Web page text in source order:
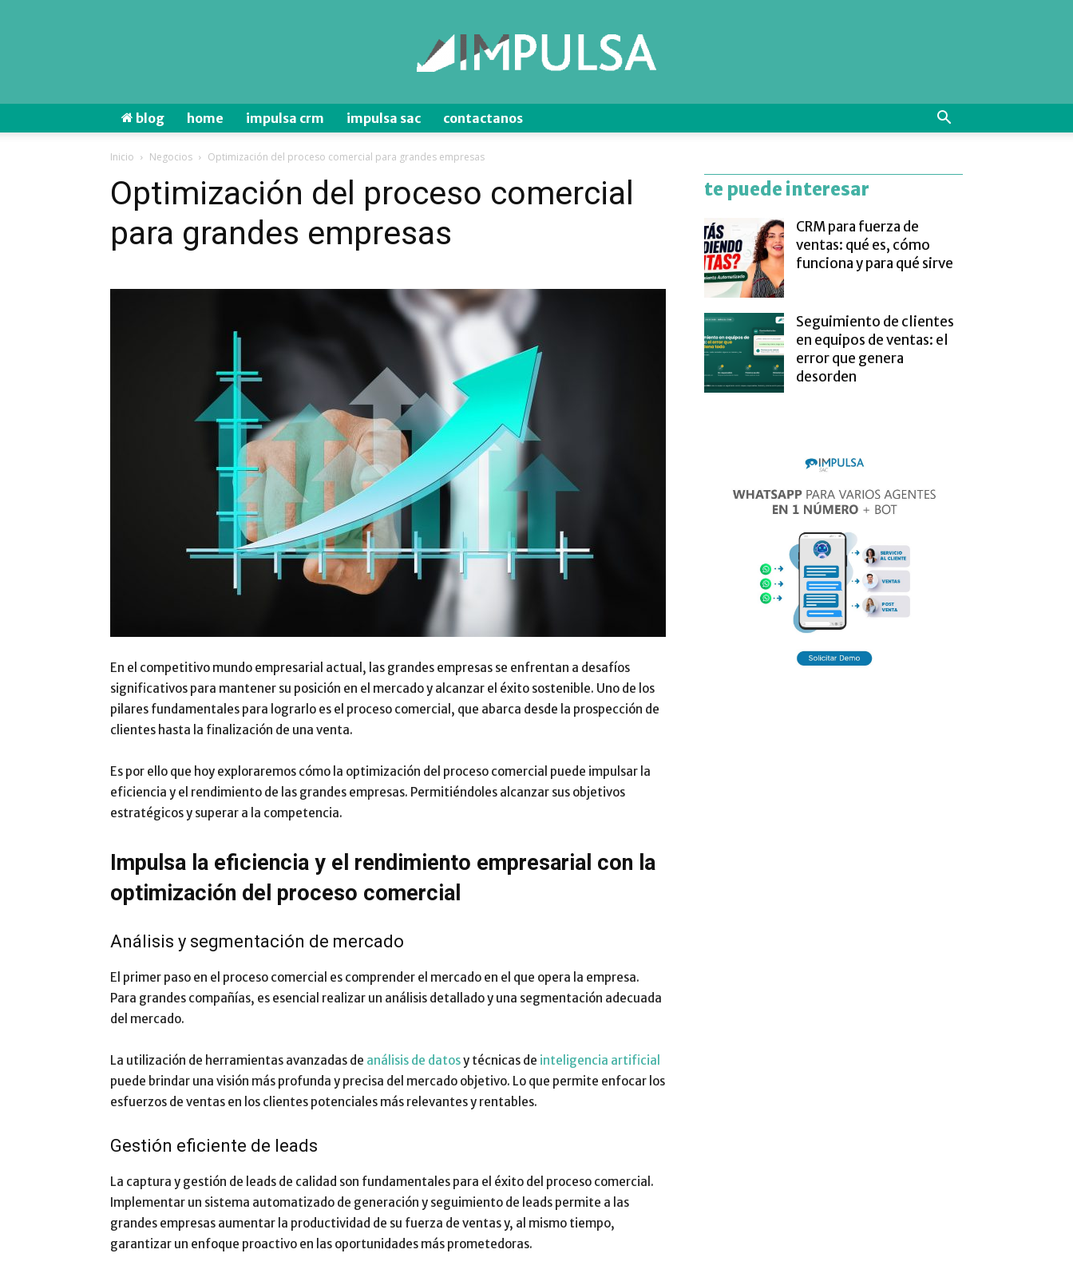
y
Digitalización
–
blog home impulsa crm impulsa sac contactanos
Inicio Negocios Optimización del proceso comercial para grandes empresas
Optimización del proceso comercial
para grandes empresas
En el competitivo mundo empresarial actual, las grandes empresas se enfrentan a desafíos
significativos para mantener su posición en el mercado y alcanzar el éxito sostenible. Uno de los
pilares fundamentales para lograrlo es el proceso comercial, que abarca desde la prospección de
clientes hasta la finalización de una venta.
Es por ello que hoy exploraremos cómo la optimización del proceso comercial puede impulsar la
eficiencia y el rendimiento de las grandes empresas. Permitiéndoles alcanzar sus objetivos
estratégicos y superar a la competencia.
Impulsa la eficiencia y el rendimiento empresarial con la
optimización del proceso comercial
Análisis y segmentación de mercado
El primer paso en el proceso comercial es comprender el mercado en el que opera la empresa.
Para grandes compañías, es esencial realizar un análisis detallado y una segmentación adecuada
del mercado.
La utilización de herramientas avanzadas de análisis de datosy técnicas de inteligencia artificial
puede brindar una visión más profunda y precisa del mercado objetivo. Lo que permite enfocar los
esfuerzos de ventas en los clientes potenciales más relevantes y rentables.
Gestión eficiente de leads
La captura y gestión de leads de calidad son fundamentales para el éxito del proceso comercial.
Implementar un sistema automatizado de generación y seguimiento de leads permite a las
grandes empresas aumentar la productividad de su fuerza de ventas y, al mismo tiempo,
garantizar un enfoque proactivo en las oportunidades más prometedoras.
te puede interesar
CRM para fuerza de
ventas: qué es, cómo
funciona y para qué sirve
Seguimiento de clientes
en equipos de ventas: el
error que genera
desorden